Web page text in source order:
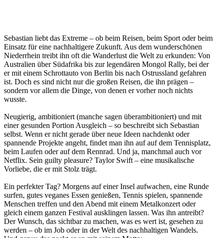
Sebastian liebt das Extreme – ob beim Reisen, beim Sport oder beim
Einsatz für eine nachhaltigere Zukunft. Aus dem wunderschönen
Niederrhein treibt ihn oft die Wanderlust die Welt zu erkunden: Von
Australien über Südafrika bis zur legendären Mongol Rally, bei der
er mit einem Schrottauto von Berlin bis nach Ostrussland gefahren
ist. Doch es sind nicht nur die großen Reisen, die ihn prägen –
sondern vor allem die Dinge, von denen er vorher noch nichts
wusste.
Neugierig, ambitioniert (manche sagen überambitioniert) und mit
einer gesunden Portion Ausgleich – so beschreibt sich Sebastian
selbst. Wenn er nicht gerade über neue Ideen nachdenkt oder
spannende Projekte angeht, findet man ihn auf auf dem Tennisplatz,
beim Laufen oder auf dem Rennrad. Und ja, manchmal auch vor
Netflix. Sein guilty pleasure? Taylor Swift – eine musikalische
Vorliebe, die er mit Stolz trägt.
Ein perfekter Tag? Morgens auf einer Insel aufwachen, eine Runde
surfen, gutes veganes Essen genießen, Tennis spielen, spannende
Menschen treffen und den Abend mit einem Metalkonzert oder
gleich einem ganzen Festival ausklingen lassen. Was ihn antreibt?
Der Wunsch, das sichtbar zu machen, was es wert ist, gesehen zu
werden – ob im Job oder in der Welt des nachhaltigen Wandels.